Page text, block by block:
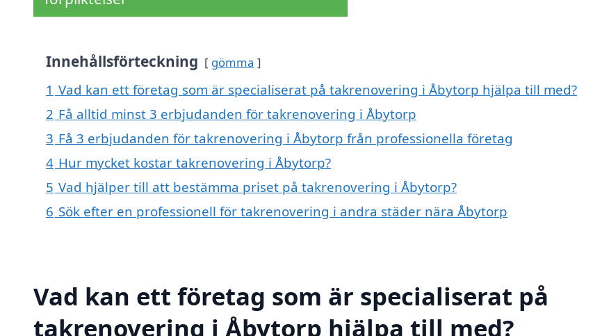
Innehållsförteckning gömma
1 Vad kan ett företag som är specialiserat på takrenovering i Åbytorp hjälpa till med?
2 Få alltid minst 3 erbjudanden för takrenovering i Åbytorp
3 Få 3 erbjudanden för takrenovering i Åbytorp från professionella företag
4 Hur mycket kostar takrenovering i Åbytorp?
5 Vad hjälper till att bestämma priset på takrenovering i Åbytorp?
6 Sök efter en professionell för takrenovering i andra städer nära Åbytorp
Vad kan ett företag som är specialiserat på
takrenovering i Åbytorp hjälpa till med?